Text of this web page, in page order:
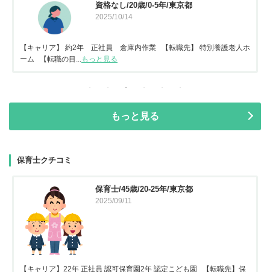
資格なし/20歳/0-5年/東京都
2025/10/14
【キャリア】 約2年 正社員 倉庫内作業 【転職先】 特別養護老人ホ
ーム 【転職の目...もっと見る
もっと見る
保育士クチコミ
保育士/45歳/20-25年/東京都
2025/09/11
【キャリア】22年 正社員 認可保育園2年 認定こども園 【転職先】保